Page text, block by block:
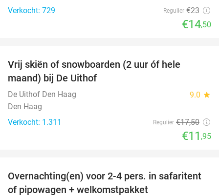
Verkocht: 729
Regulier €23
€14,50
Vrij skiën of snowboarden (2 uur óf hele
maand) bij De Uithof
De Uithof Den Haag 9.0 star
Den Haag
Verkocht: 1.311
Regulier €17,50
€11 ,95
39%
Overnachting(en) voor 2-4 pers. in safaritent
of pipowagen + welkomstpakket